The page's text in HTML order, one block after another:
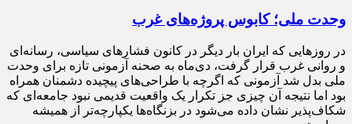
وحدت ملی؛ کابوس پروژه‌های غرب
در روزهایی که ایران بار دیگر در کانون فشارهای سیاسی، رسانه‌ای
و روانی غرب قرار گرفت، دی‌ماه به صحنه آزمونی تازه برای وحدت
ملی بدل شد آزمونی که اگرچه با طراحی‌های پیچیده دشمنان همراه
بود اما نتیجه آن چیزی جز تکرار یک واقعیت قدیمی نبود جامعه‌ای که
شکاف‌پذیر نشان داده می‌شود در بزنگاه‌ها یکپارچه‌تر از همیشه